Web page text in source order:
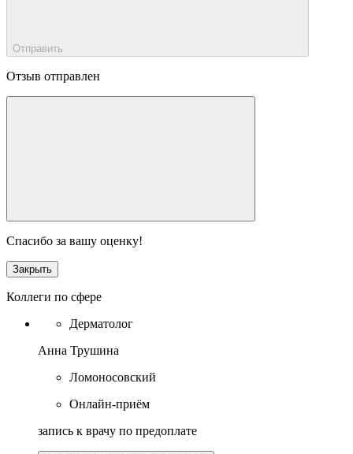
Отправить
Отзыв отправлен
Спасибо за вашу оценку!
Закрыть
Коллеги по сфере
Дерматолог
Анна Трушина
Ломоносовский
Онлайн-приём
запись к врачу по предоплате